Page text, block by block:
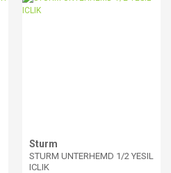
Sturm
STURM UNTERHEMD 1/2 YESIL
ICLIK